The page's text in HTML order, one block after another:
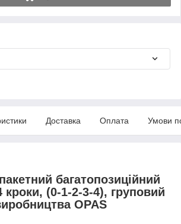
Доставка Оплата Умови
багатопозиційний
кроки, (0-1-2-3-4), груповий
OPAS